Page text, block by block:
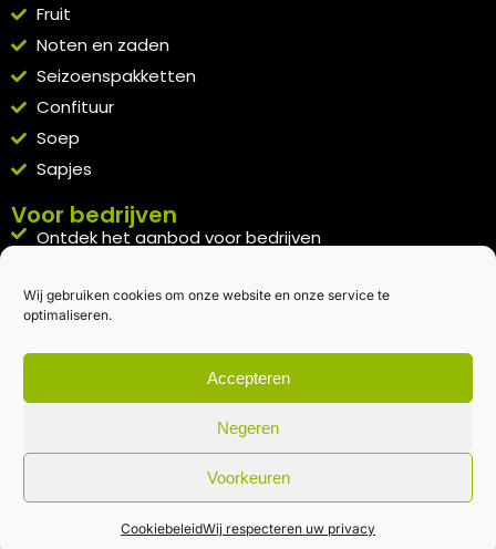
Wij gebruiken cookies om onze website en onze service te
optimaliseren.
Accepteren
Negeren
Voorkeuren
CookiebeleidWij respecteren uw privacy
Fruit
Noten en zaden
Seizoenspakketten
Confituur
Soep
Sapjes
Voor bedrijven
Ontdek het aanbod voor bedrijven
Kennismakingspakket aanvragen
Blijft op de hoogte
Rechtstreeks van het veld naar je inbox.
Inschrijven nieuwsbrief
Algemene voorwaarden|Privacybeleid| gemaakt met door
creativitijd